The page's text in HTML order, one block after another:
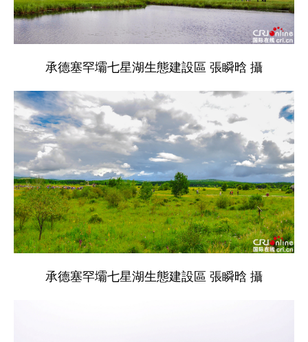
承德塞罕壩七星湖生態建設區 張瞬晗 攝
承德塞罕壩七星湖生態建設區 張瞬晗 攝